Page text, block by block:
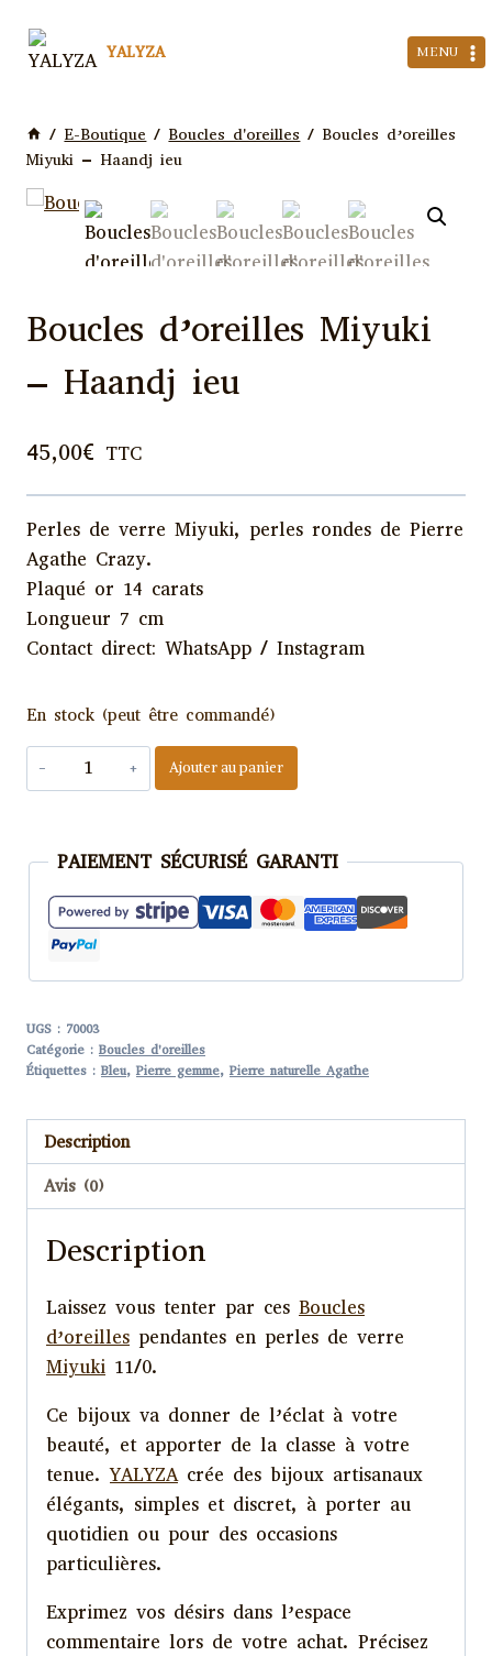
contenu
YALYZA MENU
/ E-Boutique / Boucles d'oreilles / Boucles d’oreilles
Miyuki – Haandj ieu
Boucles d’oreilles Miyuki
– Haandj ieu
45,00€ TTC
Perles de verre Miyuki, perles rondes de Pierre
Agathe Crazy.
Plaqué or 14 carats
Longueur 7 cm
Contact direct: WhatsApp / Instagram
En stock (peut être commandé)
quantité
de
d'oreilles
-
Haandj
Ajouter au panier
PAIEMENT SÉCURISÉ GARANTI
UGS : 70003
Catégorie : Boucles d'oreilles
Étiquettes : Bleu, Pierre gemme, Pierre naturelle Agathe
Description
Avis (0)
Description
Laissez vous tenter par ces Boucles
d’oreilles pendantes en perles de verre
Miyuki 11/0.
Ce bijoux va donner de l’éclat à votre
beauté, et apporter de la classe à votre
tenue.YALYZAcrée des bijoux artisanaux
élégants, simples et discret, à porter au
quotidien ou pour des occasions
particulières.
Exprimez vos désirs dans l’espace
commentaire lors de votre achat. Précisez